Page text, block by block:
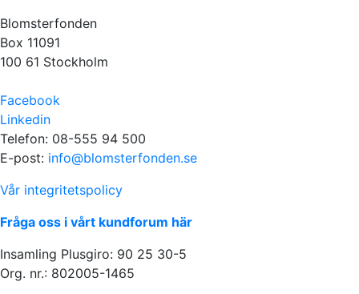
Blomsterfonden
Box 11091
100 61 Stockholm
Facebook
Linkedin
Telefon: 08-555 94 500
E-post: info@blomsterfonden.se
Vår integritetspolicy
Fråga oss i vårt kundforum här
Insamling Plusgiro: 90 25 30-5
Org. nr.: 802005-1465